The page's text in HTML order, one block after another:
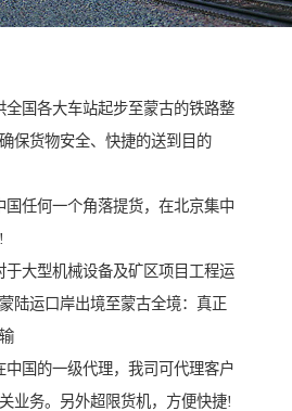
全国各大车站起步至蒙古的铁路整
保货物安全、快捷的送到目的
国任何一个角落提货，在北京集中
于大型机械设备及矿区项目工程运
陆运口岸出境至蒙古全境：真正
中国的一级代理，我司可代理客户
业务。另外超限货机，方便快捷!